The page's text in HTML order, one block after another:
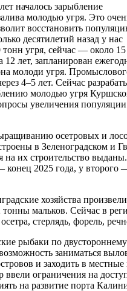
началось зарыбление
молодью угря. Это
восстановить
десятилетий назад у нас
угря, сейчас — около
12 лет, запланирован
молоди угря.
4–5 лет. Сейчас
молодью угря
увеличения
осетровых и
в Зеленоградском и
на их строительство
конец 2025 года, у второго
хозяйства
мальков. Сейчас в
стерлядь, форель,
рыбаки по двустороннему
заниматься
и заходить в
ввели ограничения на
на развитие порта